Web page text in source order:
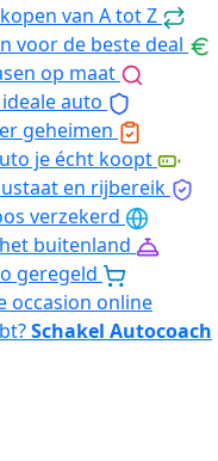
van A tot Z
voor de beste deal
op maat
auto
geheimen
je écht koopt
en rijbereik
verzekerd
buitenland
geregeld
occasion online
Schakel Autocoach